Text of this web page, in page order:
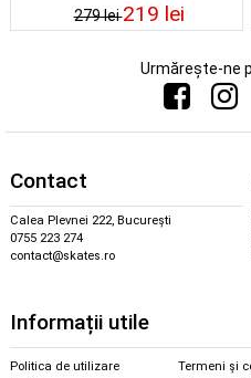
279 lei219 lei
Urmărește-ne
Contact
Calea Plevnei 222, București
0755 223 274
contact@skates.ro
Informații utile
Politica de utilizare
Termeni și